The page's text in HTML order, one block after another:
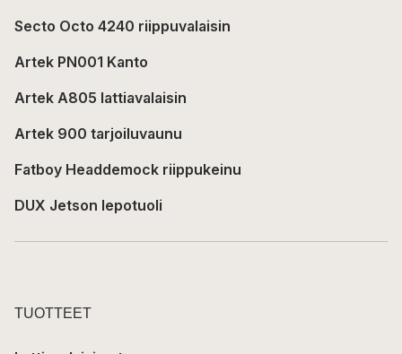
Secto Octo 4240 riippuvalaisin
Artek PN001 Kanto
Artek A805 lattiavalaisin
Artek 900 tarjoiluvaunu
Fatboy Headdemock riippukeinu
DUX Jetson lepotuoli
TUOTTEET